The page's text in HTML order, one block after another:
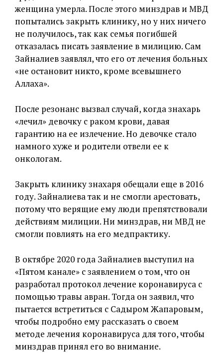
женщина умерла. После этого минздрав и МВД
попытались закрыть клинику, но у них ничего
не получилось, так как семья погибшей
отказалась писать заявление в милицию. Сам
Зайналиев заявлял, что его от лечения больных
«не остановит никто, кроме всевышнего
Аллаха».
После резонанс вызвал случай, когда знахарь
«лечил» девочку с раком крови, давая
гарантию на ее излечение. Но девочке стало
намного хуже и родители отвели ее к
онкологам.
Закрыть клинику знахаря обещали еще в 2016
году. Зайналиева так и не смогли арестовать,
потому что верящие ему люди препятствовали
действиям милиции. Ни минздрав, ни МВД не
смогли повлиять на его медпрактику.
В октябре 2020 года Зайналиев выступил на
«Пятом канале» с заявлением о том, что он
разработал протокол лечение коронавируса с
помощью травы авран. Тогда он заявил, что
пытается встретиться с Садыром Жапаровым,
чтобы подробно ему рассказать о своем
методе лечения коронавируса для того, чтобы
минздрав принял его во внимание.